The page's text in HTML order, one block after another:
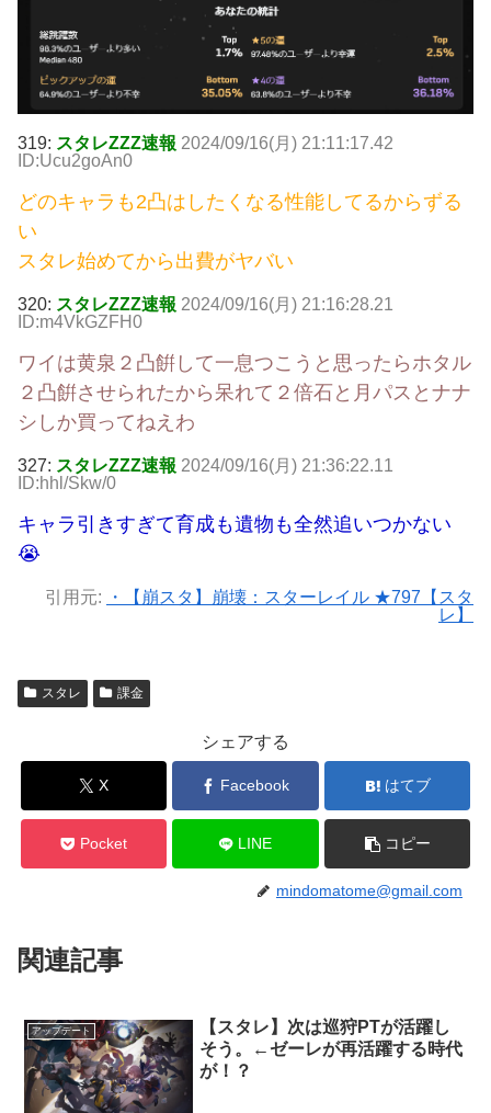
319: スタレZZZ速報 2024/09/16(月) 21:11:17.42
ID:Ucu2goAn0
どのキャラも2凸はしたくなる性能してるからずる
い
スタレ始めてから出費がヤバい
320: スタレZZZ速報 2024/09/16(月) 21:16:28.21
ID:m4VkGZFH0
ワイは黄泉２凸餠して一息つこうと思ったらホタル
２凸餠させられたから呆れて２倍石と月パスとナナ
シしか買ってねえわ
327: スタレZZZ速報 2024/09/16(月) 21:36:22.11
ID:hhl/Skw/0
キャラ引きすぎて育成も遺物も全然追いつかない
😭
引用元:
・【崩スタ】崩壊：スターレイル ★797【スタ
レ】
スタレ 課金
シェアする
X Facebook はてブ
Pocket LINE コピー
mindomatome@gmail.com
関連記事
アップデート
【スタレ】次は巡狩PTが活躍し
そう。←ゼーレが再活躍する時代
が！？